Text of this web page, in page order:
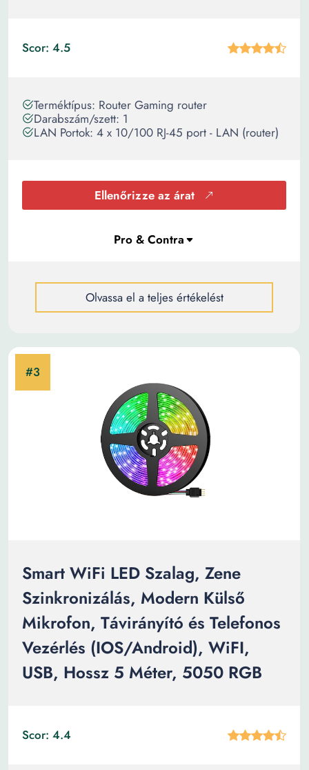
Scor: 4.5
Terméktípus: Router Gaming router
Darabszám/szett: 1
LAN Portok: 4 x 10/100 RJ-45 port - LAN (router)
Ellenőrizze az árat
Olvassa el a teljes értékelést
Smart WiFi LED Szalag, Zene
Szinkronizálás, Modern Külső
Mikrofon, Távirányító és Telefonos
Vezérlés (IOS/Android), WiFI,
USB, Hossz 5 Méter, 5050 RGB
Scor: 4.4